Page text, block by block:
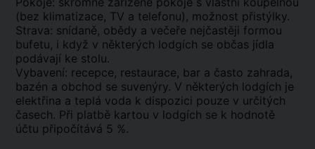
(bez klimatizace, TV a telefonu), možnost přistýlky.
Strava: snídaně, obědy a večeře nejčastěji formou
bufetu, i když v některých lodgích se občas jídla
podávají ke stolu.
Vybavení: recepce, restaurace, bar a často zahrada,
bazén a obchod se suvenýry. V některých lodgích je
elektřina a teplá voda k dispozici pouze v určitých
časech. Při platbě kartou v lodgích se k hodnotě
účtu připočítává 5 %.